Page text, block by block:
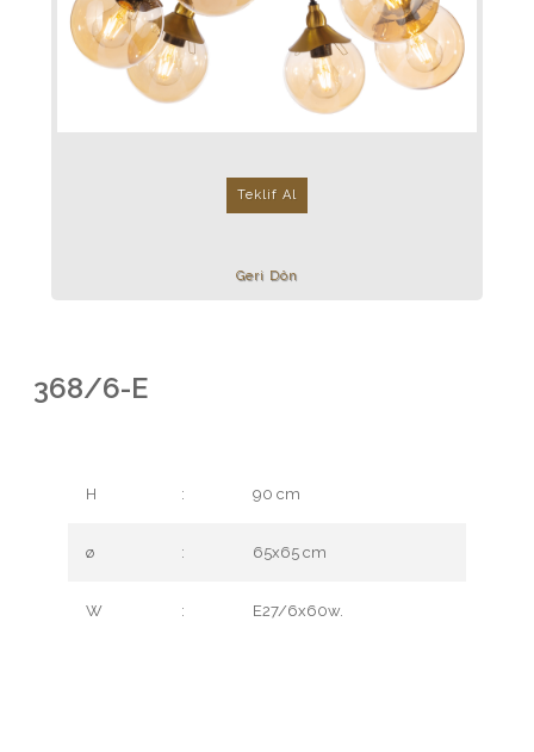
Teklif Al
Geri Dön
368/6-E
H : 90 cm
ø : 65x65 cm
W : E27/6x60w.